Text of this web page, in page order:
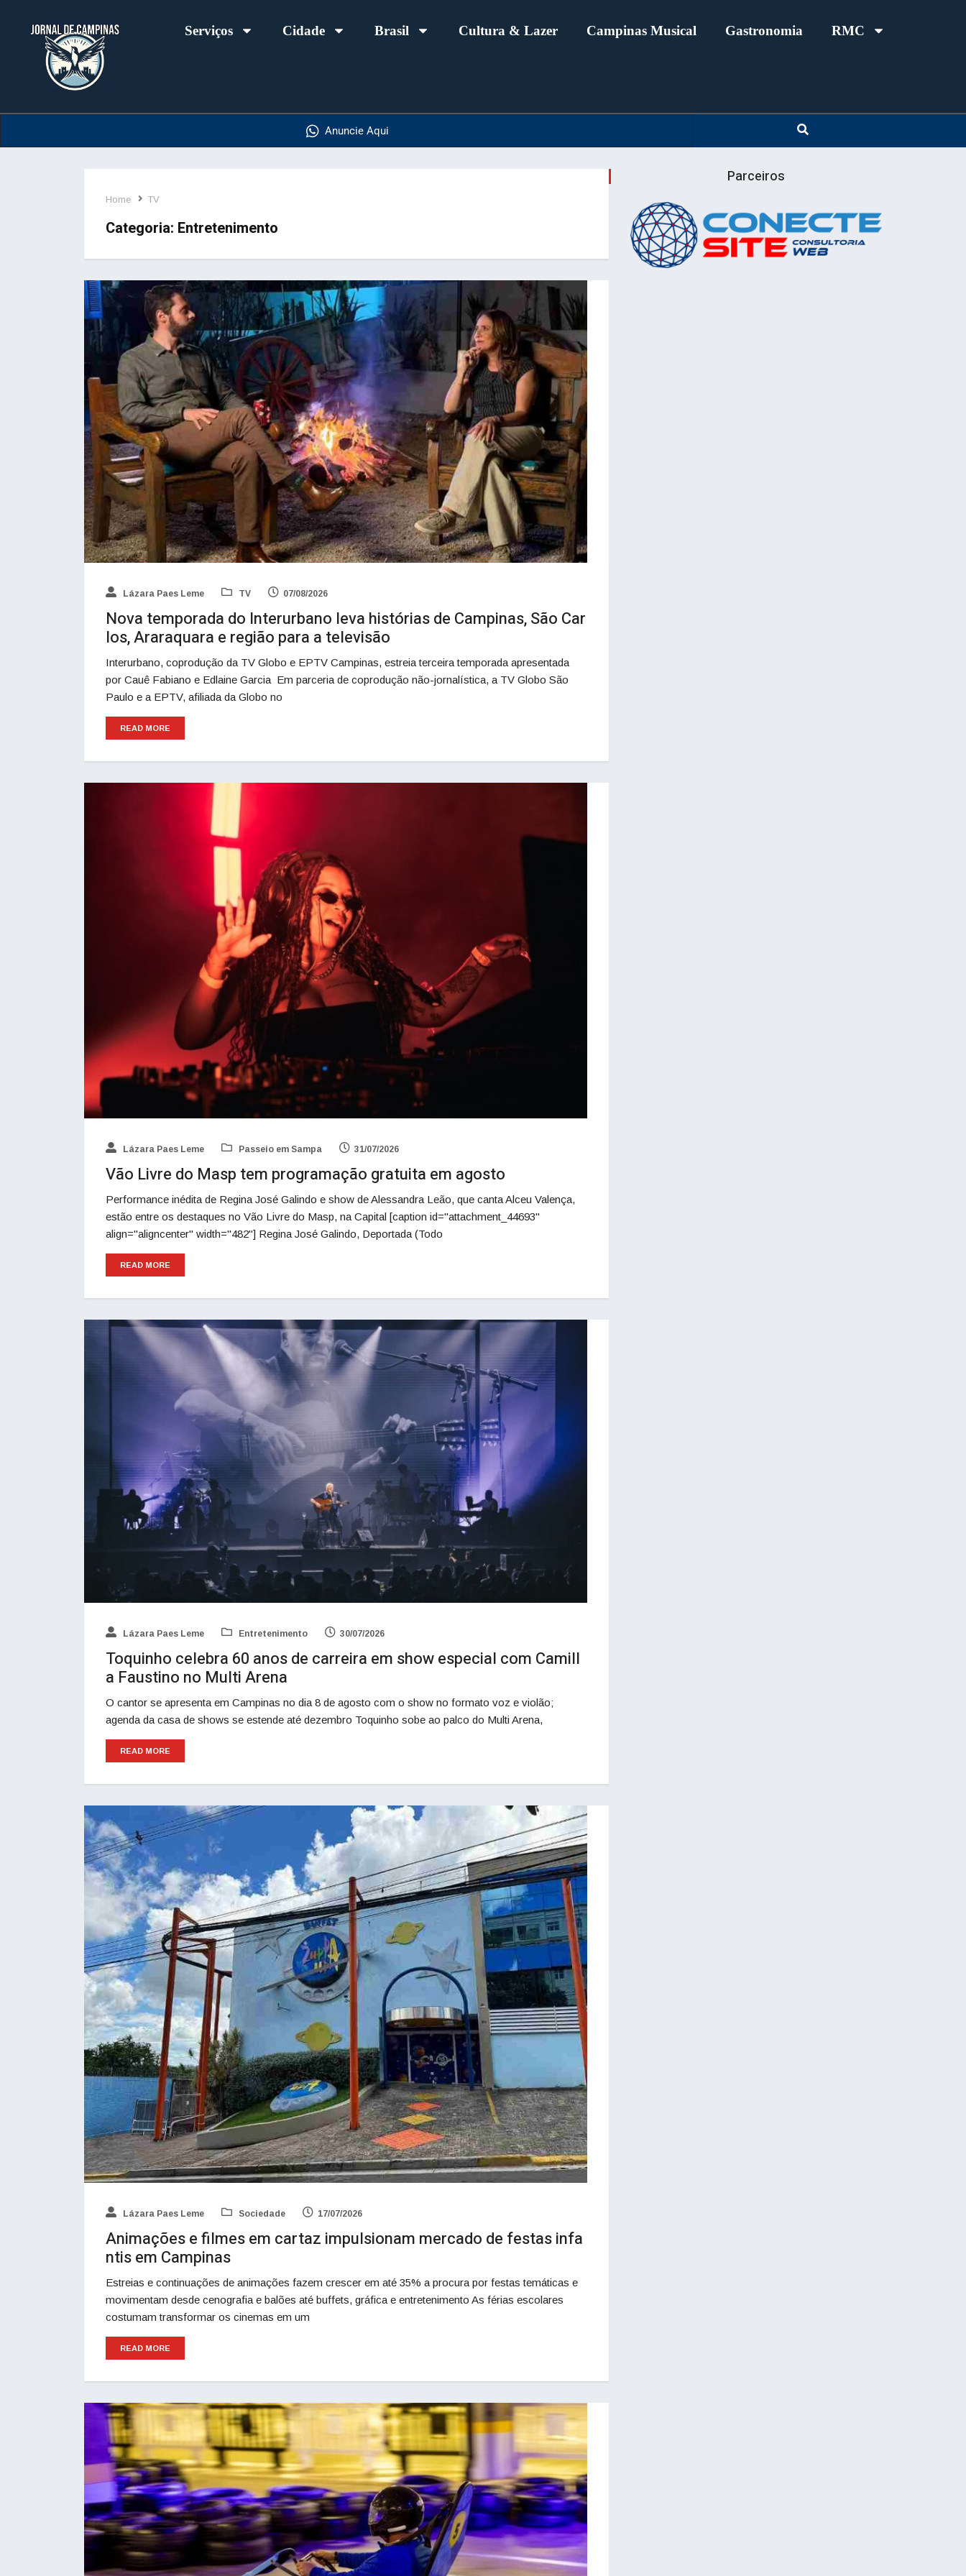
Serviços Cidade Brasil Cultura & Lazer Campinas Musical Gastronomia RMC
Anuncie Aqui
Home TV
Categoria: Entretenimento
Lázara Paes Leme TV 07/08/2026
Nova temporada do Interurbano leva histórias de Campinas, São Car
los, Araraquara e região para a televisão
Interurbano, coprodução da TV Globo e EPTV Campinas, estreia terceira temporada apresentada
por Cauê Fabiano e Edlaine Garcia Em parceria de coprodução não-jornalística, a TV Globo São
Paulo e a EPTV, afiliada da Globo no
READ MORE
Lázara Paes Leme Passeio em Sampa 31/07/2026
Vão Livre do Masp tem programação gratuita em agosto
Performance inédita de Regina José Galindo e show de Alessandra Leão, que canta Alceu Valença,
estão entre os destaques no Vão Livre do Masp, na Capital [caption id="attachment_44693"
align="aligncenter" width="482"] Regina José Galindo, Deportada (Todo
READ MORE
Lázara Paes Leme Entretenimento 30/07/2026
Toquinho celebra 60 anos de carreira em show especial com Camill
a Faustino no Multi Arena
O cantor se apresenta em Campinas no dia 8 de agosto com o show no formato voz e violão;
agenda da casa de shows se estende até dezembro Toquinho sobe ao palco do Multi Arena,
READ MORE
Lázara Paes Leme Sociedade 17/07/2026
Animações e filmes em cartaz impulsionam mercado de festas infa
ntis em Campinas
Estreias e continuações de animações fazem crescer em até 35% a procura por festas temáticas e
movimentam desde cenografia e balões até buffets, gráfica e entretenimento As férias escolares
costumam transformar os cinemas em um
READ MORE
Parceiros